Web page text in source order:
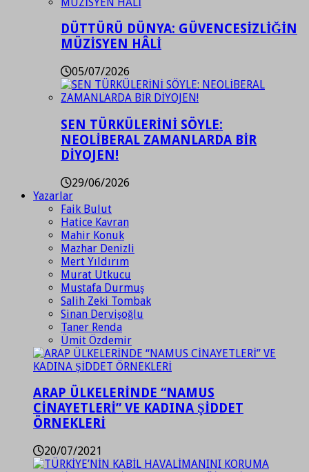
DÜTTÜRÜ DÜNYA: GÜVENCESİZLİĞİN
MÜZİSYEN HÂLİ
05/07/2026
SEN TÜRKÜLERİNİ SÖYLE:
NEOLİBERAL ZAMANLARDA BİR
DİYOJEN!
29/06/2026
Yazarlar
Faik Bulut
Hatice Kavran
Mahir Konuk
Mazhar Denizli
Mert Yıldırım
Murat Utkucu
Mustafa Durmuş
Salih Zeki Tombak
Sinan Dervişoğlu
Taner Renda
Ümit Özdemir
ARAP ÜLKELERİNDE “NAMUS
CİNAYETLERİ” VE KADINA ŞİDDET
ÖRNEKLERİ
20/07/2021